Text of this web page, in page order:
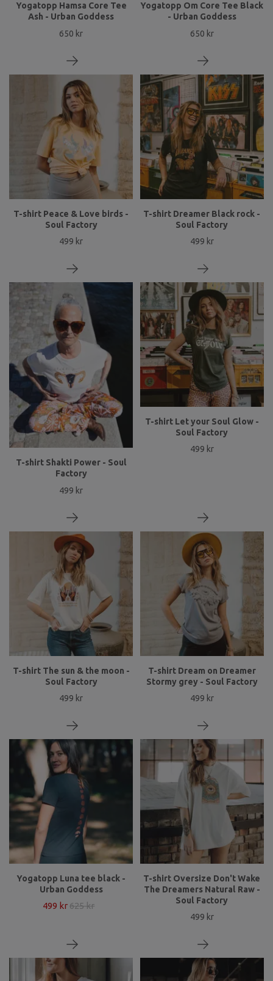
Yogatopp Hamsa Core Tee
Ash - Urban Goddess
650 kr
Yogatopp Om Core Tee Black
- Urban Goddess
650 kr
T-shirt Peace & Love birds -
Soul Factory
499 kr
T-shirt Dreamer Black rock -
Soul Factory
499 kr
T-shirt Shakti Power - Soul
Factory
499 kr
T-shirt Let your Soul Glow -
Soul Factory
499 kr
T-shirt The sun & the moon -
Soul Factory
499 kr
T-shirt Dream on Dreamer
Stormy grey - Soul Factory
499 kr
Yogatopp Luna tee black -
Urban Goddess
499 kr 625 kr
T-shirt Oversize Don't Wake
The Dreamers Natural Raw -
Soul Factory
499 kr